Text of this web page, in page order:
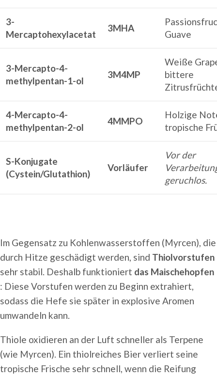
3-
Mercaptohexylacetat
3MHA
Guave
3-Mercapto-4-
methylpentan-1-ol
3M4MP
Weiße
bittere
4-Mercapto-4-
methylpentan-2-ol
4MMPO
Holzige
tropische
S-Konjugate
(Cystein/Glutathion)
Vorläufer
Vor der
geruchlos.
Im Gegensatz zu Kohlenwasserstoffen (Myrcen), die
durch Hitze geschädigt werden, sind Thiolvorstufen
sehr stabil. Deshalb funktioniert das Maischehopfen
: Diese Vorstufen werden zu Beginn extrahiert,
sodass die Hefe sie später in explosive Aromen
umwandeln kann.
Thiole oxidieren an der Luft schneller als Terpene
(wie Myrcen). Ein thiolreiches Bier verliert seine
tropische Frische sehr schnell, wenn die Reifung